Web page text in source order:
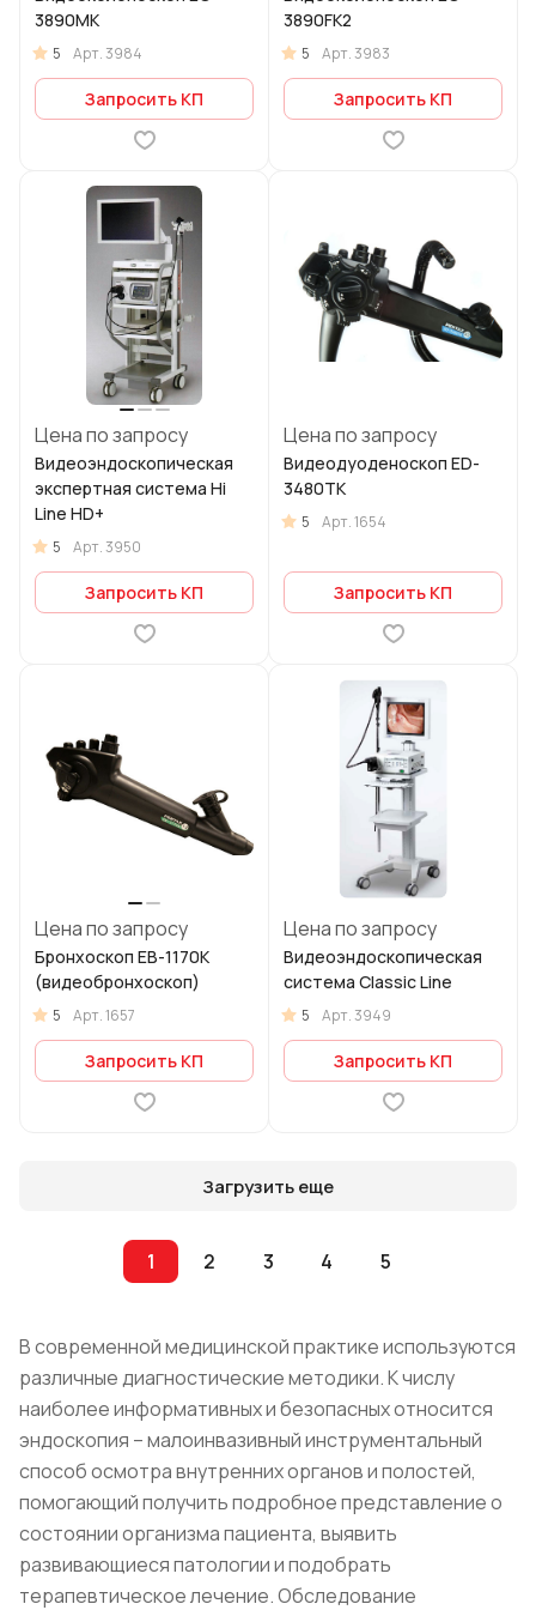
3890MK
5 Арт.3984
Запросить КП
3890FK2
5 Арт.3983
Запросить КП
Цена по запросу
Видеоэндоскопическая
экспертная система Hi
Line HD+
5 Арт.3950
Запросить КП
Цена по запросу
Видеодуоденоскоп ED-
3480TK
5 Арт.1654
Запросить КП
Цена по запросу
Бронхоскоп EB-1170K
(видеобронхоскоп)
5 Арт.1657
Запросить КП
Цена по запросу
Видеоэндоскопическая
система Classic Line
5 Арт.3949
Запросить КП
Загрузить еще
1 2 3 4 5
В современной медицинской практике используются
различные диагностические методики. К числу
наиболее информативных и безопасных относится
эндоскопия – малоинвазивный инструментальный
способ осмотра внутренних органов и полостей,
помогающий получить подробное представление о
состоянии организма пациента, выявить
развивающиеся патологии и подобрать
терапевтическое лечение. Обследование